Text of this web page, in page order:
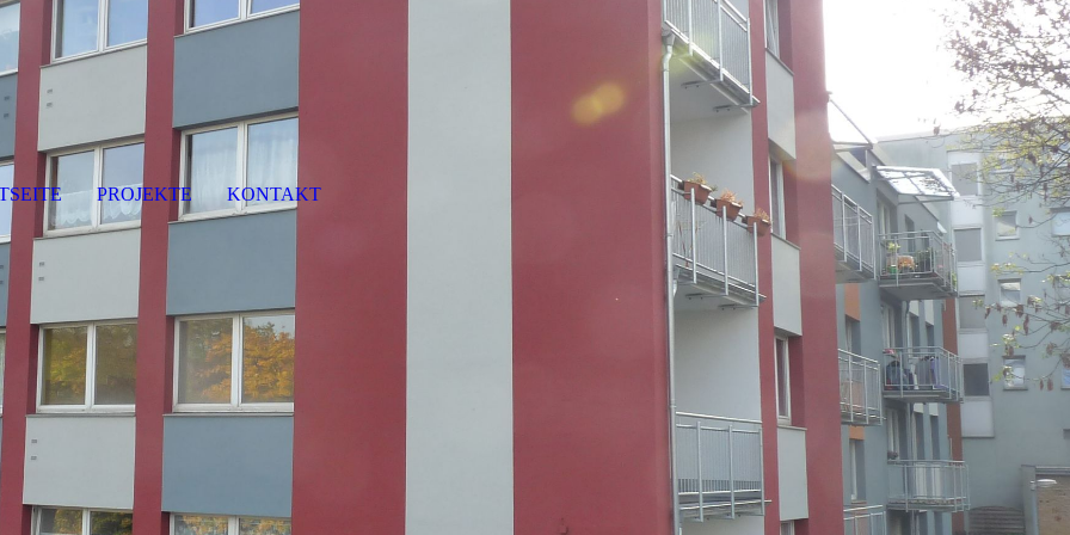
PROJEKTE KONTAKT